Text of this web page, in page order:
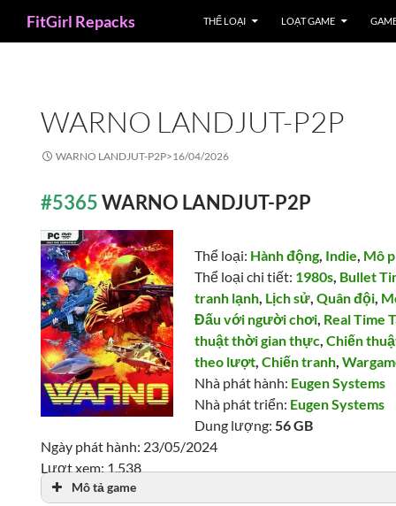
FitGirl Repacks THỂ LOẠI LOẠT GAME
WARNO LANDJUT-P2P
WARNO LANDJUT-P2P>16/04/2026
#5365WARNO LANDJUT-P2P
Thể loại: Hành động, Indie, Mô
Thể loại chi tiết: 1980s, Bullet
tranh lạnh, Lịch sử,Quân đội,
Đấu với người chơi, Real Time
thuật thời gian thực,Chiến
theo lượt,Chiến tranh,
Nhà phát hành: Eugen Systems
Nhà phát triển: Eugen Systems
Dung lượng:56 GB
Ngày phát hành: 23/05/2024
Lượt xem: 1,538
Mô tả game